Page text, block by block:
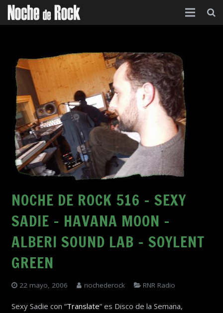
Categorías
Agenda
Foro
Contacto
Acerca de
NOCHE DE ROCK 516 – SEXY
SADIE – HAVANA MOON –
ALBERI SOUND LAB – SOYLENT
GREEN
22 mayo, 2006 nochederock RNR Radio
Sexy Sadie con “Translate” es Disco de la Semana,